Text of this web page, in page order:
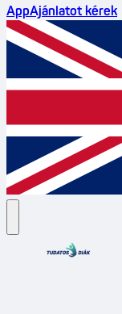
AppAjánlatot kérek